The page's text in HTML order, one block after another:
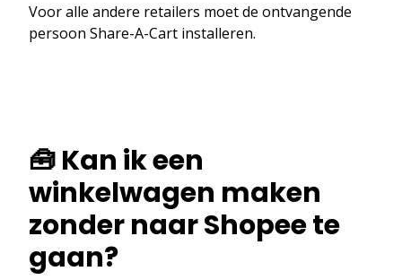
Voor alle andere retailers moet de ontvangende
persoon Share-A-Cart installeren.
🧰 Kan ik een
winkelwagen maken
zonder naar Shopee te
gaan?